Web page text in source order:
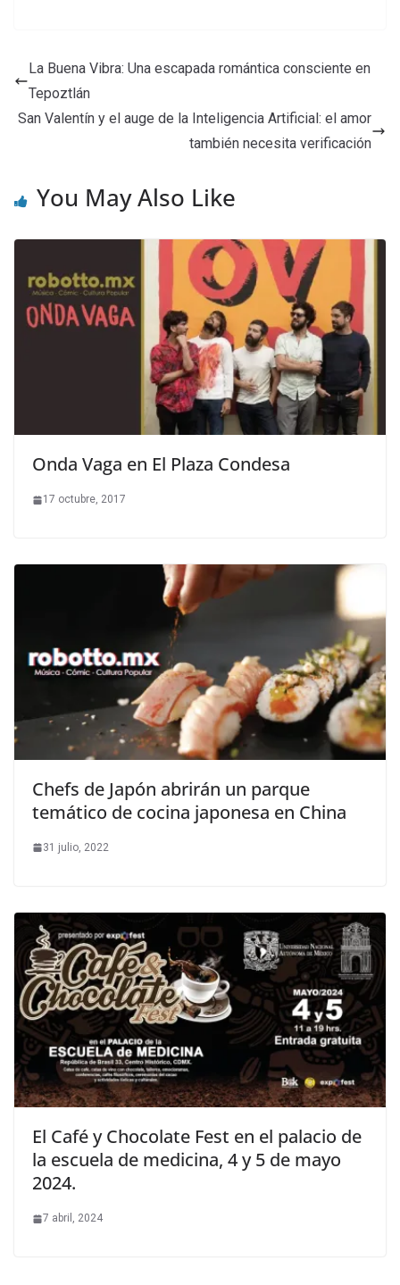
La Buena Vibra: Una escapada romántica consciente en
Tepoztlán
San Valentín y el auge de la Inteligencia Artificial: el amor
también necesita verificación
You May Also Like
Onda Vaga en El Plaza Condesa
17 octubre, 2017
Chefs de Japón abrirán un parque
temático de cocina japonesa en China
31 julio, 2022
El Café y Chocolate Fest en el palacio de
la escuela de medicina, 4 y 5 de mayo
2024.
7 abril, 2024